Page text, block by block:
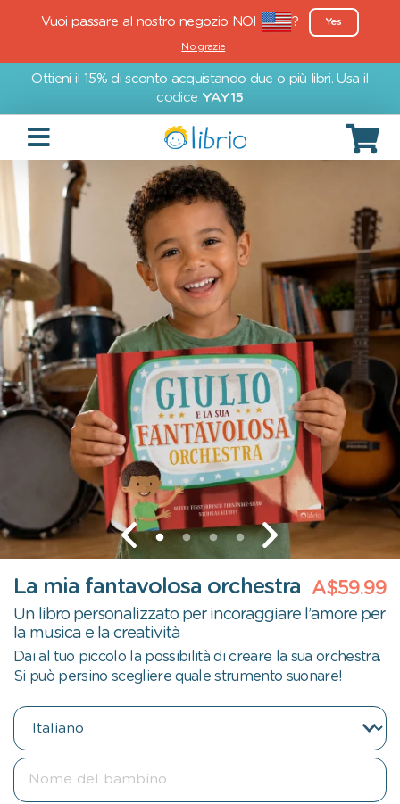
Vuoi passare al nostro negozio NOI ? Yes
No grazie
Ottieni il 15% di sconto acquistando due o più libri. Usa il
codice YAY15
La mia fantavolosa orchestra A$59.99
Un libro personalizzato per incoraggiare l’amore per
la musica e la creatività
Dai al tuo piccolo la possibilità di creare la sua orchestra.
Si può persino scegliere quale strumento suonare!